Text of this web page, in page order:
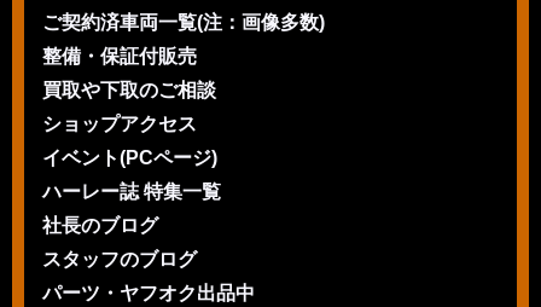
ご契約済車両一覧(注：画像多数)
整備・保証付販売
買取や下取のご相談
ショップアクセス
イベント(PCページ)
ハーレー誌 特集一覧
社長のブログ
スタッフのブログ
パーツ・ヤフオク出品中